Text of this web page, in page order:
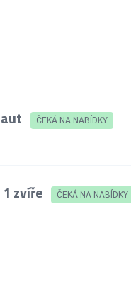
ČEKÁ NA NABÍDKY
zvíře ČEKÁ NA NABÍDKY